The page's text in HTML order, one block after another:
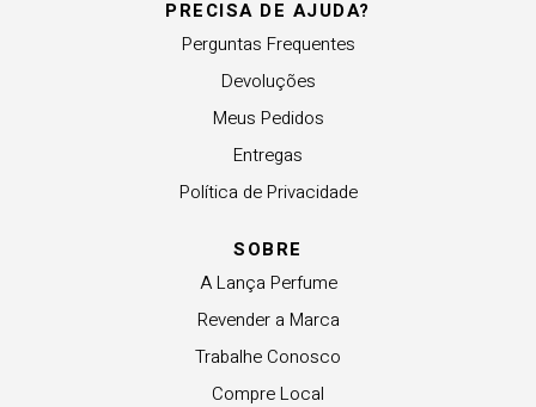
PRECISA DE AJUDA?
Perguntas Frequentes
Devoluções
Meus Pedidos
Entregas
Política de Privacidade
SOBRE
A Lança Perfume
Revender a Marca
Trabalhe Conosco
Compre Local